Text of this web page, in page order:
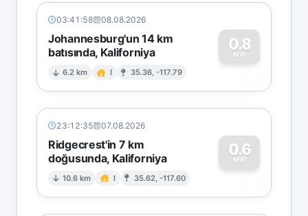
03:41:58 08.08.2026
Johannesburg'un 14 km
batısında, Kaliforniya
6.2 km I 35.36, -117.79
0.8
MW
0
23:12:35 07.08.2026
Ridgecrest'in 7 km
doğusunda, Kaliforniya
10.6 km I 35.62, -117.60
0.6
MW
0